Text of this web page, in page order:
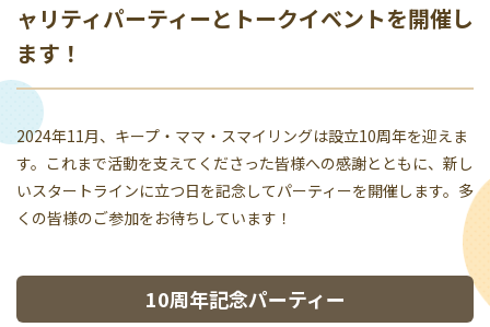
ャリティパーティーとトークイベントを開催し
ます！
2024年11月、キープ・ママ・スマイリングは設立10周年を迎えま
す。これまで活動を支えてくださった皆様への感謝とともに、新し
いスタートラインに立つ日を記念してパーティーを開催します。多
くの皆様のご参加をお待ちしています！
10周年記念パーティー